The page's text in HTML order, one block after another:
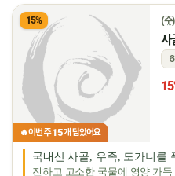
15%
🔥이번 주15개 담았어요
(주
사
국내산 사골, 우족, 도가니를
진하고 고소한 국물에 영양 가득